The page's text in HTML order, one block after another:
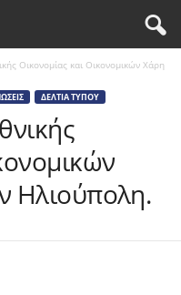
Οικονομίας και Οικονομικών Χάρη
ΔΕΛΤΊΑ ΤΎΠΟΥ
Ηλιούπολη.